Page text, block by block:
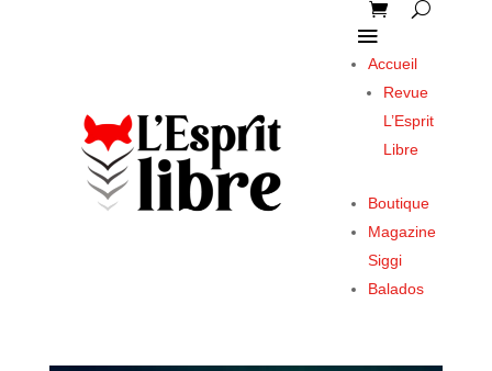
Accueil
Revue
L’Esprit
Libre
Boutique
Magazine
Siggi
Balados